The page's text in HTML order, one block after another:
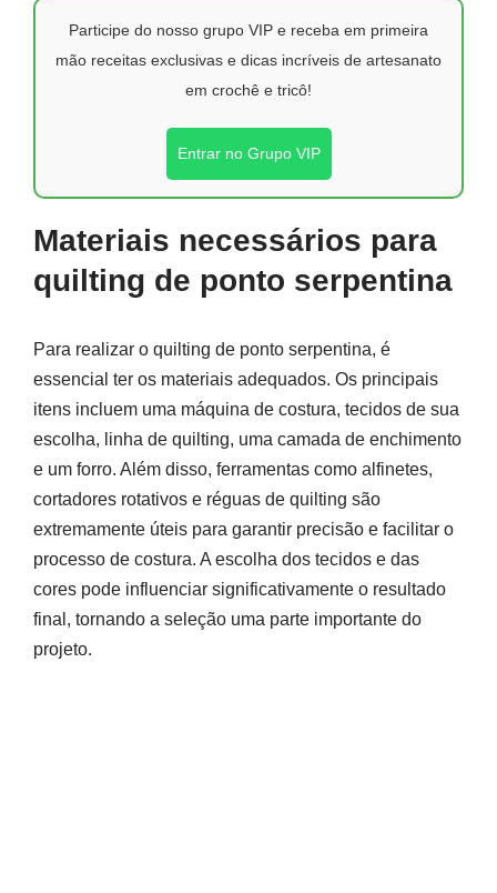
Participe do nosso grupo VIP e receba em primeira
mão receitas exclusivas e dicas incríveis de artesanato
em crochê e tricô!
Entrar no Grupo VIP
Materiais necessários para
quilting de ponto serpentina
Para realizar o quilting de ponto serpentina, é
essencial ter os materiais adequados. Os principais
itens incluem uma máquina de costura, tecidos de sua
escolha, linha de quilting, uma camada de enchimento
e um forro. Além disso, ferramentas como alfinetes,
cortadores rotativos e réguas de quilting são
extremamente úteis para garantir precisão e facilitar o
processo de costura. A escolha dos tecidos e das
cores pode influenciar significativamente o resultado
final, tornando a seleção uma parte importante do
projeto.